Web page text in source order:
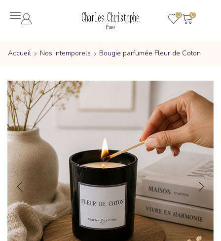
0 0
Accueil Nos intemporels Bougie parfumée Fleur de Coton